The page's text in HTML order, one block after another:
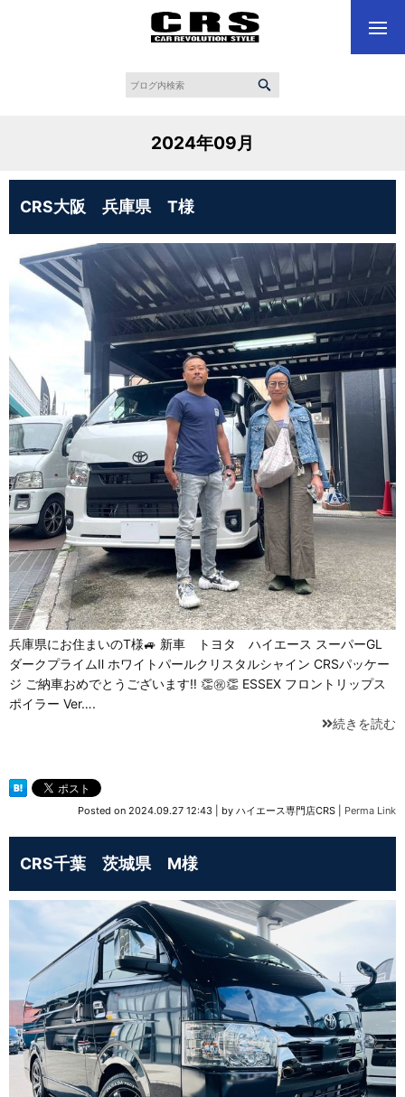
2024年09月
CRS大阪 兵庫県 T様
兵庫県にお住まいのT様🚙 新車 トヨタ ハイエース スーパーGL
ダークプライムⅡ ホワイトパールクリスタルシャイン CRSパッケー
ジ ご納車おめでとうございます‼ 👏㊗👏 ESSEX フロントリップス
ポイラー Ver….
続きを読む
Posted on 2024.09.27 12:43 by ハイエース専門店CRS Perma Link
CRS千葉 茨城県 M様